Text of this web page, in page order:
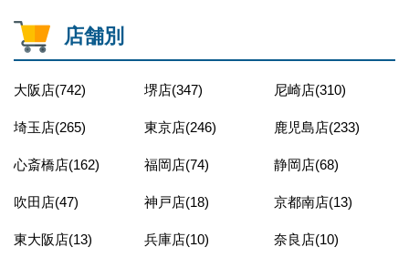
店舗別
大阪店(742) 堺店(347) 尼崎店(310)
埼玉店(265) 東京店(246) 鹿児島店(233)
心斎橋店(162) 福岡店(74) 静岡店(68)
吹田店(47) 神戸店(18) 京都南店(13)
東大阪店(13) 兵庫店(10) 奈良店(10)